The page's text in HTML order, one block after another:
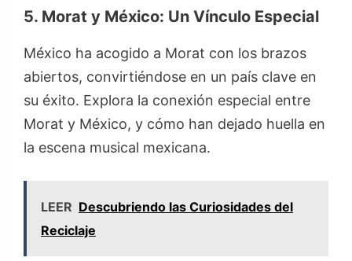
5. Morat y México: Un Vínculo Especial
México ha acogido a Morat con los brazos
abiertos, convirtiéndose en un país clave en
su éxito. Explora la conexión especial entre
Morat y México, y cómo han dejado huella en
la escena musical mexicana.
LEER Descubriendo las Curiosidades del
Reciclaje